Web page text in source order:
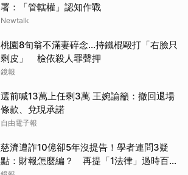
署：「管轄權」認知作戰
Newtalk
桃園8旬翁不滿妻碎念…持鐵棍毆打「右臉只
剩皮」 檢依殺人罪聲押
鏡報
選前喊13萬上任剩3萬 王婉諭籲：撤回退場
條款、兌現承諾
自由電子報
慈濟遭詐10億卻5年沒提告！學者連問3疑
點：財報怎麼編？ 再提「1法律」過時百年